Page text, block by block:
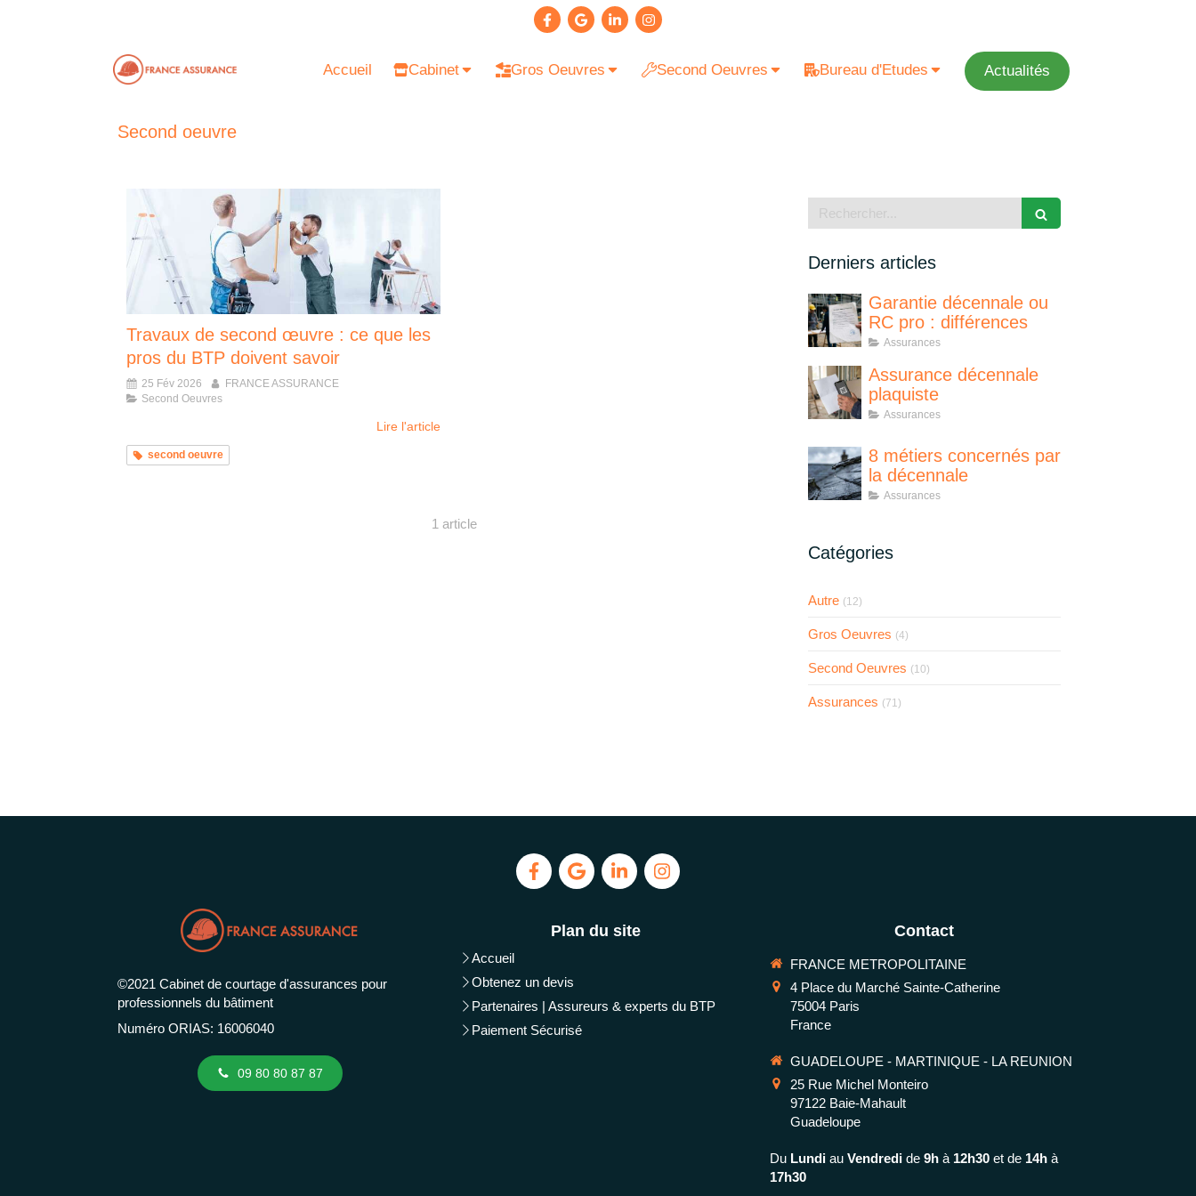
Accueil Cabinet Gros Oeuvres Second Oeuvres Bureau d'Etudes Actualités
Second oeuvre
Travaux de second œuvre : ce que les
pros du BTP doivent savoir
25 Fév 2026
FRANCE ASSURANCE
Second Oeuvres
Lire l'article
second oeuvre
1 article
Derniers articles
Garantie décennale ou
RC pro : différences
Assurances
Assurance décennale
plaquiste
Assurances
8 métiers concernés par
la décennale
Assurances
Catégories
Autre (12)
Gros Oeuvres (4)
Second Oeuvres (10)
Assurances (71)
©2021 Cabinet de courtage d'assurances pour
professionnels du bâtiment
Numéro ORIAS: 16006040
09 80 80 87 87
Plan du site
Accueil
Obtenez un devis
Partenaires | Assureurs & experts du BTP
Paiement Sécurisé
Contact
FRANCE METROPOLITAINE
4 Place du Marché Sainte-Catherine
75004 Paris
France
GUADELOUPE - MARTINIQUE - LA REUNION
25 Rue Michel Monteiro
97122 Baie-Mahault
Guadeloupe
Du Lundi auVendredi de9h à 12h30 et de 14h à
17h30